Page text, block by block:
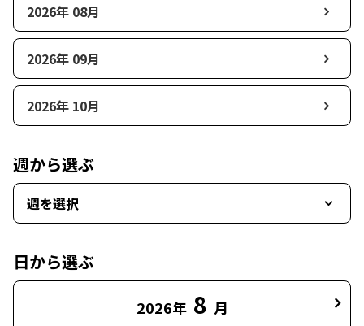
2026年 08月
2026年 09月
2026年 10月
週から選ぶ
週を選択
日から選ぶ
2026年 8 月